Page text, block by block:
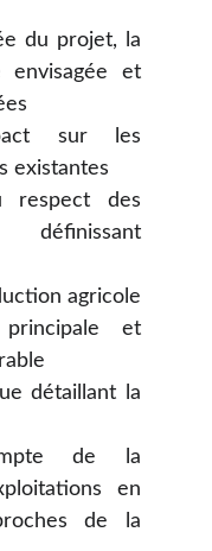
du projet, la
envisagée et
sur les
existantes
respect des
agricole
principale et
détaillant la
de la
en
de la